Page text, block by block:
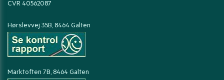
CVR 40562087
Hørslevvej 35B, 8464 Galten
Marktoften 7B, 8464 Galten